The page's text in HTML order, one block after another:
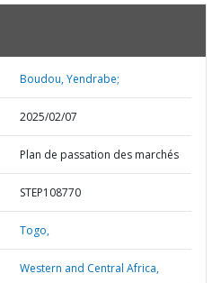
Boudou, Yendrabe;
2025/02/07
Plan de passation des marchés
STEP108770
Togo,
Western and Central Africa,